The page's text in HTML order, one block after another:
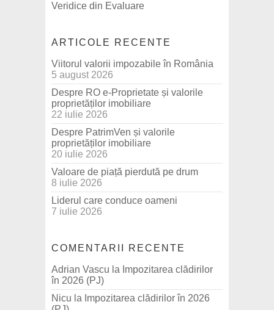
Veridice din Evaluare
ARTICOLE RECENTE
Viitorul valorii impozabile în România
5 august 2026
Despre RO e-Proprietate și valorile
proprietăților imobiliare
22 iulie 2026
Despre PatrimVen și valorile
proprietăților imobiliare
20 iulie 2026
Valoare de piață pierdută pe drum
8 iulie 2026
Liderul care conduce oameni
7 iulie 2026
COMENTARII RECENTE
Adrian Vascu la Impozitarea clădirilor
în 2026 (PJ)
Nicu la Impozitarea clădirilor în 2026